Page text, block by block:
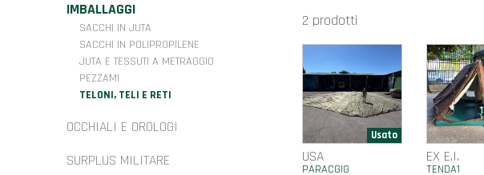
IMBALLAGGI
SACCHI IN JUTA
SACCHI IN POLIPROPILENE
JUTA E TESSUTI A METRAGGIO
PEZZAMI
TELONI, TELI E RETI
OCCHIALI E OROLOGI
SURPLUS MILITARE
2 prodotti
USA
PARACGIG
EX E.I.
TENDA1